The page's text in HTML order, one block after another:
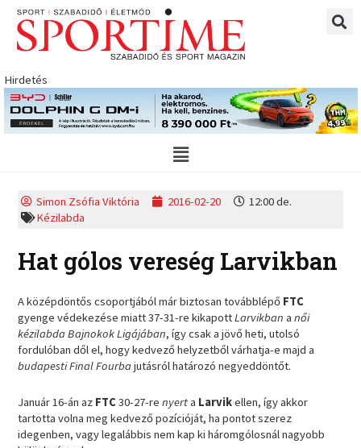
Skip
content
Hirdetés
Main
Menu
Simon Zsófia Viktória 2016-02-20
12:00 de.
Kézilabda
Hat gólos vereség Larvikban
A középdöntős csoportjából már biztosan továbblépő FTC
gyenge védekezése miatt 37-31-re kikapottLarvikban anői
kézilabda Bajnokok Ligájában, így csak a jövő heti, utolsó
fordulóban dől el, hogy kedvező helyzetből várhatja-e majd a
budapesti Final Fourbajutásról határozó negyeddöntőt.
Január 16-án az FTC30-27-renyerta Larvikellen, így akkor
tartotta volna meg kedvező pozícióját, ha pontot szerez
idegenben, vagy legalábbis nem kap ki háromgólosnál nagyobb